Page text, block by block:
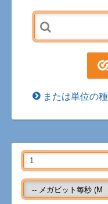
または単位の